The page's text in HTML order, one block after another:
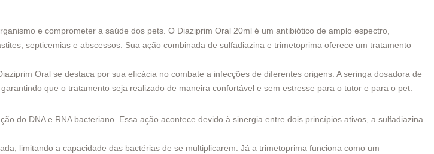
e comprometer a saúde dos pets. O Diaziprim Oral 20ml é um antibiótico de amplo espectro,
septicemias e abscessos. Sua ação combinada de sulfadiazina e trimetoprima oferece um tratamento
Oral se destaca por sua eficácia no combate a infecções de diferentes origens. A seringa dosadora de
que o tratamento seja realizado de maneira confortável e sem estresse para o tutor e para o pet.
do DNA e RNA bacteriano. Essa ação acontece devido à sinergia entre dois princípios ativos, a sulfadiazina
limitando a capacidade das bactérias de se multiplicarem. Já a trimetoprima funciona como um